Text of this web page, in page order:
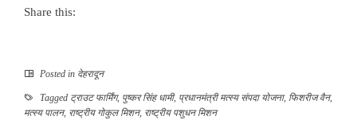
Share this:
Posted in देहरादून
Tagged ट्राउट फार्मिंग, पुष्कर सिंह धामी, प्रधानमंत्री मत्स्य संपदा योजना, फिशरीज वैन,
मत्स्य पालन, राष्ट्रीय गोकुल मिशन, राष्ट्रीय पशुधन मिशन